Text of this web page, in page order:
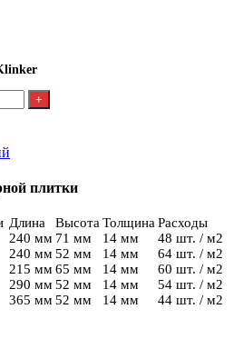
плитки
Длина ВысотаТолщинаРасходы
240 мм 71 мм 14 мм
48 шт. / м2
240 мм 52 мм 14 мм
64 шт. / м2
215 мм 65 мм 14 мм
60 шт. / м2
290 мм 52 мм 14 мм
54 шт. / м2
365 мм 52 мм 14 мм 44 шт. / м2